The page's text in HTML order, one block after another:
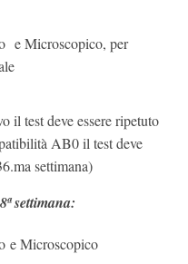
e Microscopico, per
il test deve essere ripetuto
AB0 il test deve
settimana)
settimana:
e Microscopico